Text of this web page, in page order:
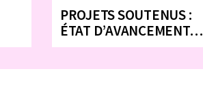
PROJETS SOUTENUS :
ÉTAT D’AVANCEMENT…